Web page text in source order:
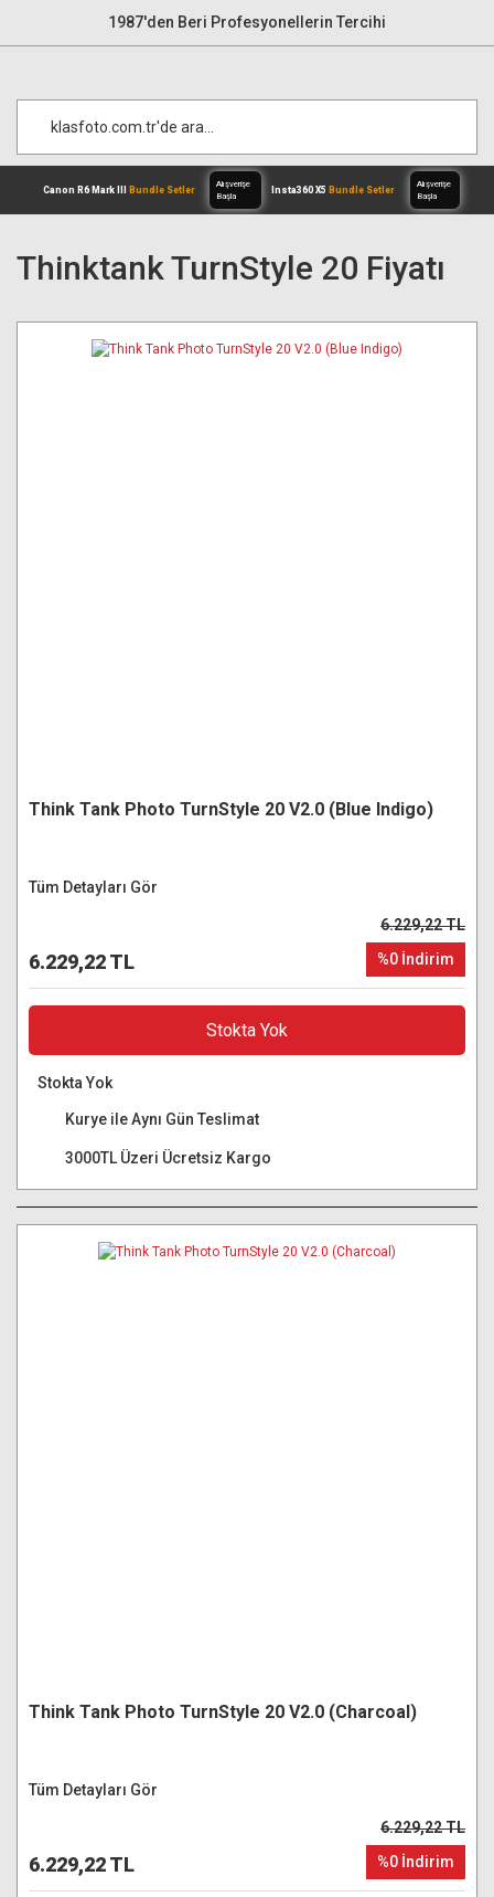
1987'den Beri Profesyonellerin Tercihi
Başla
Thinktank TurnStyle 20 Fiyatı
Think Tank Photo TurnStyle 20 V2.0 (Blue Indigo)
Tüm Detayları Gör
6.229,22 TL
6.229,22 TL
%0 İndirim
Stokta Yok
Stokta Yok
Kurye ile Aynı Gün Teslimat
3000TL Üzeri Ücretsiz Kargo
Think Tank Photo TurnStyle 20 V2.0 (Charcoal)
Tüm Detayları Gör
6.229,22 TL
6.229,22 TL
%0 İndirim